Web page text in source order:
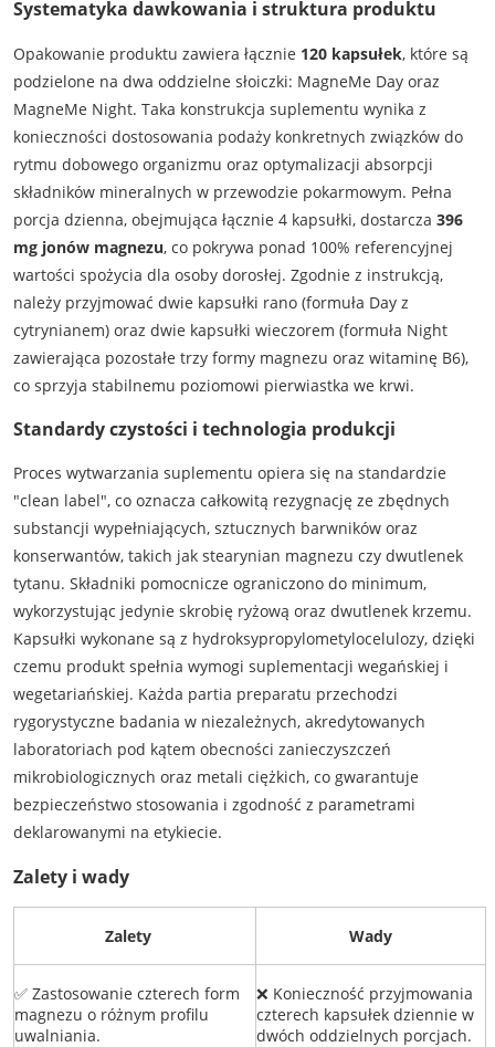
Systematyka dawkowania i struktura produktu
Opakowanie produktu zawiera łącznie 120 kapsułek, które są
podzielone na dwa oddzielne słoiczki: MagneMe Day oraz
MagneMe Night. Taka konstrukcja suplementu wynika z
konieczności dostosowania podaży konkretnych związków do
rytmu dobowego organizmu oraz optymalizacji absorpcji
składników mineralnych w przewodzie pokarmowym. Pełna
porcja dzienna, obejmująca łącznie 4 kapsułki, dostarcza 396
mg jonów magnezu, co pokrywa ponad 100% referencyjnej
wartości spożycia dla osoby dorosłej. Zgodnie z instrukcją,
należy przyjmować dwie kapsułki rano (formuła Day z
cytrynianem) oraz dwie kapsułki wieczorem (formuła Night
zawierająca pozostałe trzy formy magnezu oraz witaminę B6),
co sprzyja stabilnemu poziomowi pierwiastka we krwi.
Standardy czystości i technologia produkcji
Proces wytwarzania suplementu opiera się na standardzie
"clean label", co oznacza całkowitą rezygnację ze zbędnych
substancji wypełniających, sztucznych barwników oraz
konserwantów, takich jak stearynian magnezu czy dwutlenek
tytanu. Składniki pomocnicze ograniczono do minimum,
wykorzystując jedynie skrobię ryżową oraz dwutlenek krzemu.
Kapsułki wykonane są z hydroksypropylometylocelulozy, dzięki
czemu produkt spełnia wymogi suplementacji wegańskiej i
wegetariańskiej. Każda partia preparatu przechodzi
rygorystyczne badania w niezależnych, akredytowanych
laboratoriach pod kątem obecności zanieczyszczeń
mikrobiologicznych oraz metali ciężkich, co gwarantuje
bezpieczeństwo stosowania i zgodność z parametrami
deklarowanymi na etykiecie.
Zalety i wady
Zalety Wady
✅ Zastosowanie czterech form
magnezu o różnym profilu
uwalniania.
❌ Konieczność przyjmowania
czterech kapsułek dziennie w
dwóch oddzielnych porcjach.